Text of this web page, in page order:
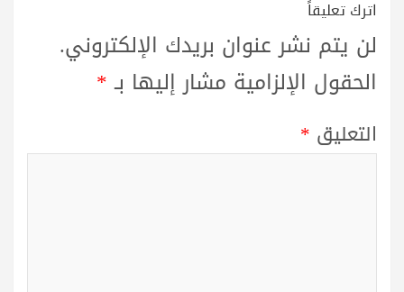
اترك تعليقاً
لن يتم نشر عنوان بريدك الإلكتروني.
الحقول الإلزامية مشار إليها بـ*
التعليق *